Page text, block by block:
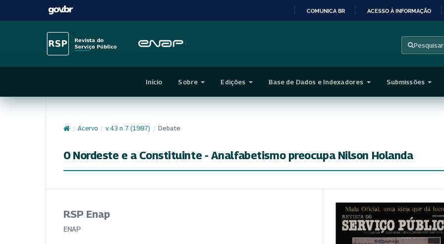
CONTEÚDO
COMUNICA BR ACESSO À INFORMAÇÃO
Pesquisar
Início Sobre Edições Base de Dados e Indexadores Submissões
/ Acervo / v. 43 n. 7 (1987) / Debate
0 Nordeste e a Constituinte - Analfabetismo preocupa Nilson Holanda
RSP Enap
ENAP